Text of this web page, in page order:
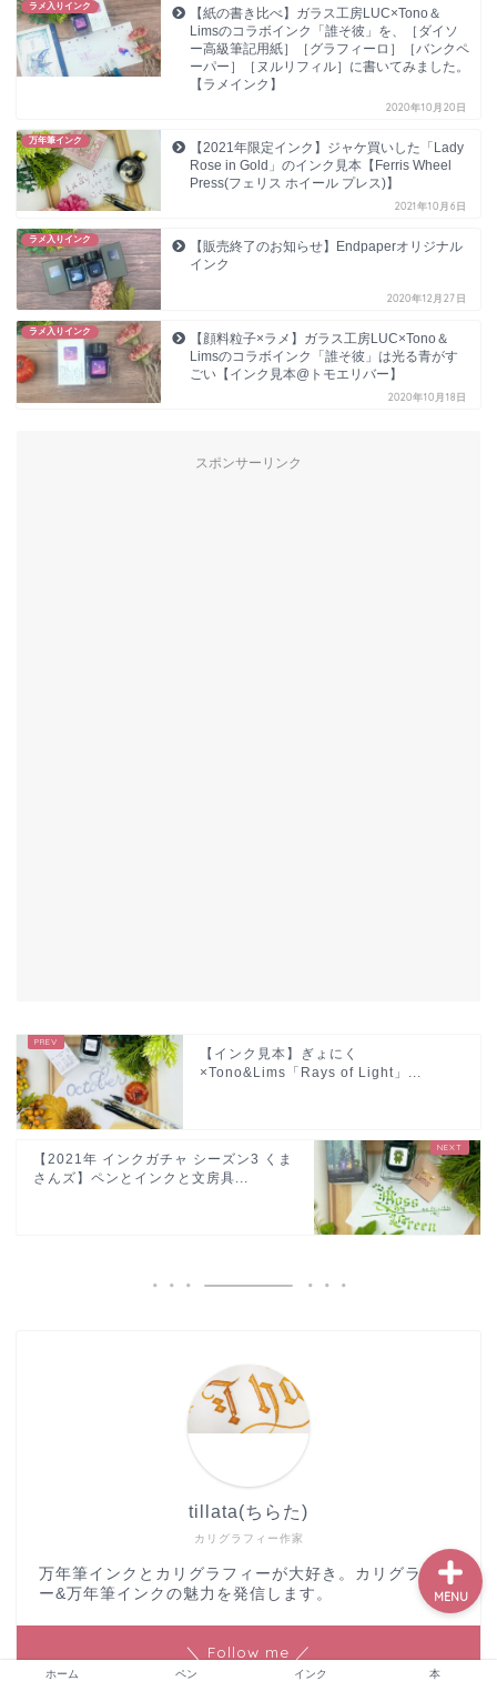
ラメ入りインク
【紙の書き比べ】ガラス工房LUC×Tono＆
Limsのコラボインク「誰そ彼」を、［ダイソ
ー高級筆記用紙］［グラフィーロ］［バンクペ
ーパー］［ヌルリフィル］に書いてみました。
【ラメインク】
2020年10月20日
万年筆インク
【2021年限定インク】ジャケ買いした「Lady
Rose in Gold」のインク見本【Ferris Wheel
Press(フェリス ホイール プレス)】
2021年10月6日
ラメ入りインク
【販売終了のお知らせ】Endpaperオリジナル
インク
2020年12月27日
ラメ入りインク
【顔料粒子×ラメ】ガラス工房LUC×Tono＆
Limsのコラボインク「誰そ彼」は光る青がす
ごい【インク見本@トモエリバー】
2020年10月18日
スポンサーリンク
【インク見本】ぎょにく
×Tono&Lims「Rays of Light」...
【2021年 インクガチャ シーズン3 くま
さんズ】ペンとインクと文房具...
カリグラフィー作家
tillata(ちらた)
万年筆インクとカリグラフィーが大好き。カリグラフィ
ー&万年筆インクの魅力を発信します。
＼ Follow me ／
ホーム ペン インク 本
MENU
ホーム